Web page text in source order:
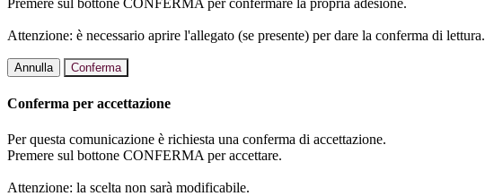
Premere sul bottone CONFERMA per confermare la propria adesione.
Attenzione: è necessario aprire l'allegato (se presente) per dare la conferma di lettura.
Annulla Conferma
Conferma per accettazione
Per questa comunicazione è richiesta una conferma di accettazione.
Premere sul bottone CONFERMA per accettare.
Attenzione: la scelta non sarà modificabile.